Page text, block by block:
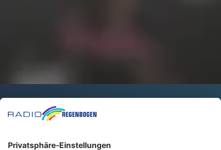
Hier alle Infos zur Landtagswahl
Wahl-O-Mat, mehr Infos zu den Kandidaten und den